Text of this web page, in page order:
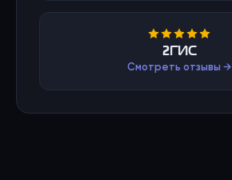
2ГИС
Смотреть отзывы →